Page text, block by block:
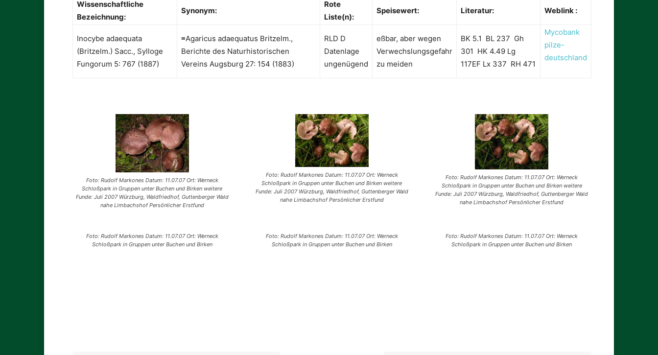
Wissenschaftliche
Bezeichnung:
Synonym:
Rote
Liste(n):
Speisewert: Literatur: Weblink :
Inocybe adaequata
(Britzelm.) Sacc., Sylloge
Fungorum 5: 767 (1887)
≡Agaricus adaequatus Britzelm.,
Berichte des Naturhistorischen
Vereins Augsburg 27: 154 (1883)
RLD D
Datenlage
ungenügend
eßbar, aber wegen
Verwechslungsgefahr
zu meiden
BK 5.1 BL 237 Gh
301 HK 4.49 Lg
117EF Lx 337 RH 471
Mycobank
pilze-
deutschland
Foto: Rudolf Markones Datum: 11.07.07 Ort: Werneck
Schloßpark in Gruppen unter Buchen und Birken weitere
Funde: Juli 2007 Würzburg, Waldfriedhof, Guttenberger Wald
nahe Limbachshof Persönlicher Erstfund
Foto: Rudolf Markones Datum: 11.07.07 Ort: Werneck
Schloßpark in Gruppen unter Buchen und Birken weitere
Funde: Juli 2007 Würzburg, Waldfriedhof, Guttenberger Wald
nahe Limbachshof Persönlicher Erstfund
Foto: Rudolf Markones Datum: 11.07.07 Ort: Werneck
Schloßpark in Gruppen unter Buchen und Birken weitere
Funde: Juli 2007 Würzburg, Waldfriedhof, Guttenberger Wald
nahe Limbachshof Persönlicher Erstfund
Foto: Rudolf Markones Datum: 11.07.07 Ort: Werneck
Schloßpark in Gruppen unter Buchen und Birken
Foto: Rudolf Markones Datum: 11.07.07 Ort: Werneck
Schloßpark in Gruppen unter Buchen und Birken
Foto: Rudolf Markones Datum: 11.07.07 Ort: Werneck
Schloßpark in Gruppen unter Buchen und Birken